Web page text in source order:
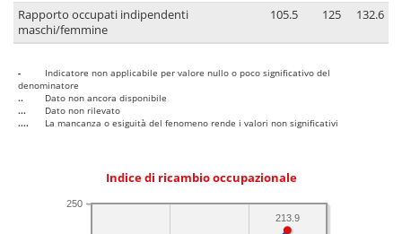
Rapporto occupati indipendenti
maschi/femmine
105.5 125 132.6
-
Indicatore non applicabile per valore nullo o poco significativo del
denominatore
..
Dato non ancora disponibile
...
Dato non rilevato
....
La mancanza o esiguità del fenomeno rende i valori non significativi
Indice di ricambio occupazionale
250
213.9